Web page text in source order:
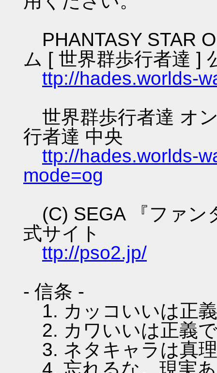
PHANTASY STAR
ム [ 世界群歩行者達 ]
ttp://hades.worlds-
世界群歩行者達 オ
行者達 中央
ttp://hades.worlds-
mode=og
(C) SEGA 『ファン
式サイト
ttp://pso2.jp/
- 信条 -
1. カッコいいは正
2. カワいいは正義
3. ネタキャラは真